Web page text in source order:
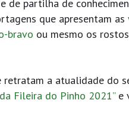
partilha de
que apresentam as
bravo ou mesmo os
retratam a atualidade do
Fileira do Pinho 2021” e